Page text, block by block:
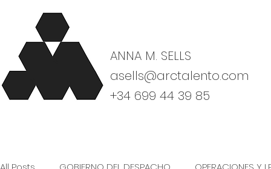
ANNA M. SELLS
asells@arctalento.com
+34 699 44 39 85